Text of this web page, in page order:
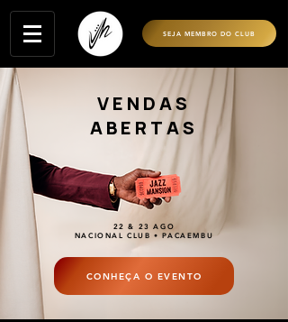
SEJA MEMBRO DO CLUB
VENDAS
ABERTAS
22 & 23 AGO
NACIONAL CLUB • PACAEMBU
CONHEÇA O EVENTO